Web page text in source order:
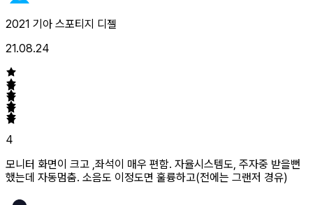
2021 기아 스포티지 디젤
21.08.24
4
모니터 화면이 크고 ,좌석이 매우 편함. 자율시스템도, 주자중 받을뻔
했는데 자동멈춤. 소음도 이정도면 훌륭하고(전에는 그랜저 경유)